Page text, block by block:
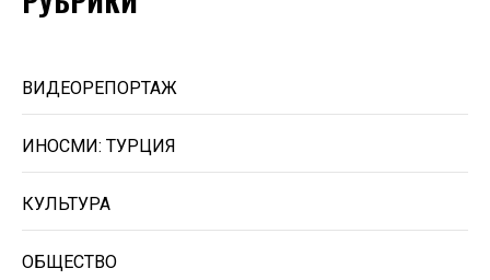
ВИДЕОРЕПОРТАЖ
ИНОСМИ: ТУРЦИЯ
КУЛЬТУРА
ОБЩЕСТВО